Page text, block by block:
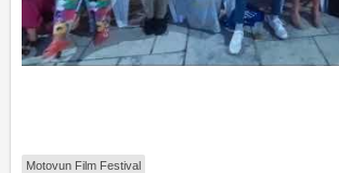
Motovun Film Festival